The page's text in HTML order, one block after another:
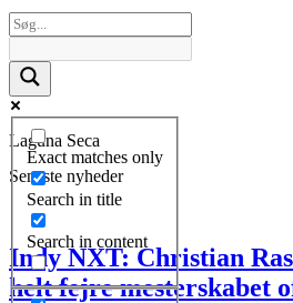
Exact matches only
Search in title
Search in content
Laguna Seca
Seneste nyheder
Indy NXT: Christian
helt fejre mesterskabet